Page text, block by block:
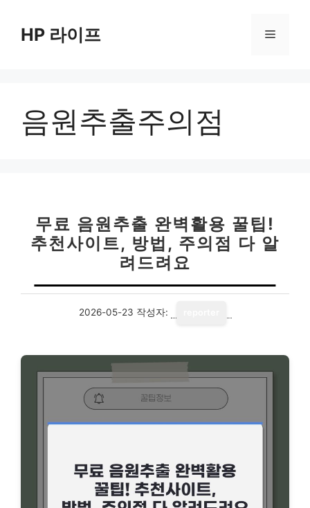
HP 라이프 메
음원추출주의점
무료 음원추출 완벽활용 꿀팁!
추천사이트, 방법, 주의점 다 알
려드려요
2026-05-23 작성자: